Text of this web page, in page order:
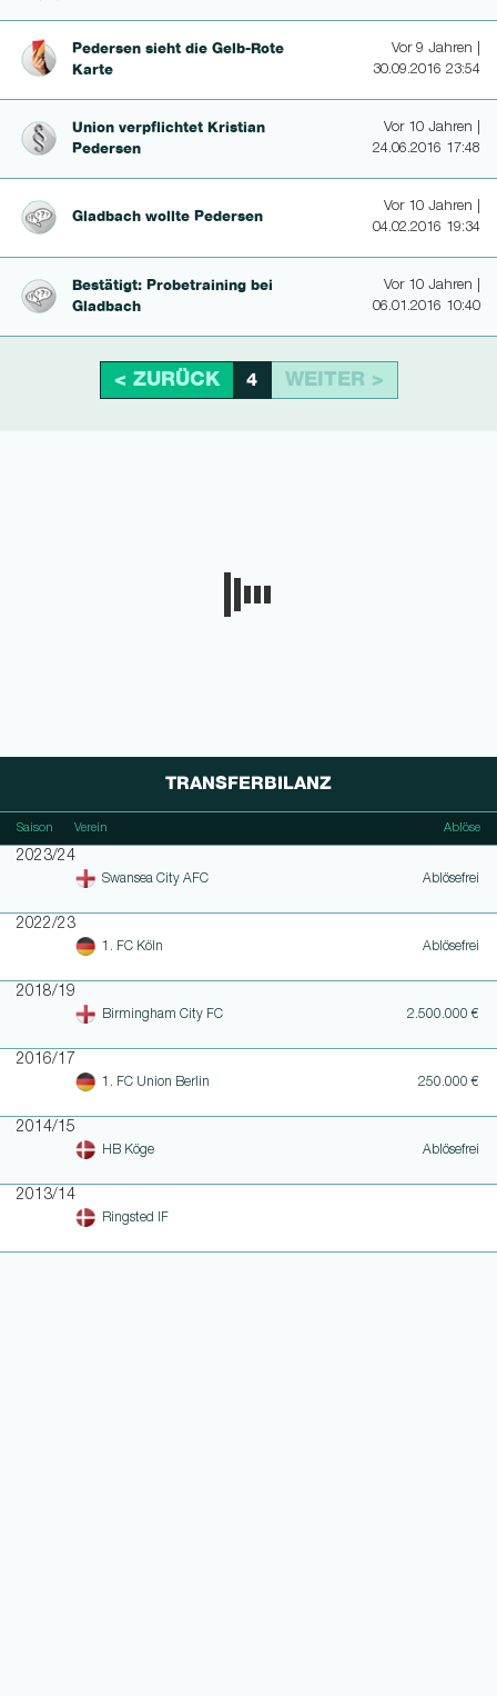
Pedersen sieht die Gelb-Rote
Karte
Vor 9 Jahren |
30.09.2016 23:54
Union verpflichtet Kristian
Pedersen
Vor 10 Jahren |
24.06.2016 17:48
Gladbach wollte Pedersen
Vor 10 Jahren |
04.02.2016 19:34
Bestätigt: Probet­rai­ning bei
Gladbach
Vor 10 Jahren |
06.01.2016 10:40
< ZURÜCK 4 WEITER >
TRANSFERBILANZ
Saison Verein Ablöse
2023/24
Swansea City AFC Ablösefrei
2022/23
1. FC Köln Ablösefrei
2018/19
Birmingham City FC 2.500.000 €
2016/17
1. FC Union Berlin 250.000 €
2014/15
HB Köge Ablösefrei
2013/14
Ringsted IF